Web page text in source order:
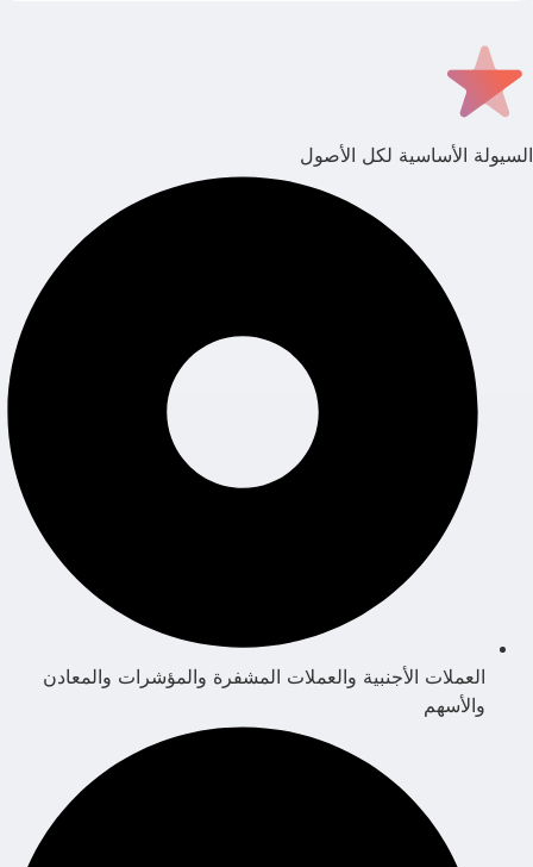
السيولة الأساسية لكل الأصول
العملات الأجنبية والعملات المشفرة والمؤشرات والمعادن
والأسهم